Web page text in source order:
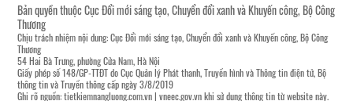
Bản quyền thuộc Cục Đổi mới sáng tạo, Chuyển đổi xanh và Khuyến công, Bộ Công
Thương
Chịu trách nhiệm nội dung: Cục Đổi mới sáng tạo, Chuyển đổi xanh và Khuyến công, Bộ Công
Thương
54 Hai Bà Trưng, phường Cửa Nam, Hà Nội
Giấy phép số 148/GP-TTĐT do Cục Quản lý Phát thanh, Truyền hình và Thông tin điện tử, Bộ
thông tin và Truyền thông cấp ngày 3/8/2019
Ghi rõ nguồn:tietkiemnangluong.com.vn| vneec.gov.vnkhi sử dụng thông tin từ website này.